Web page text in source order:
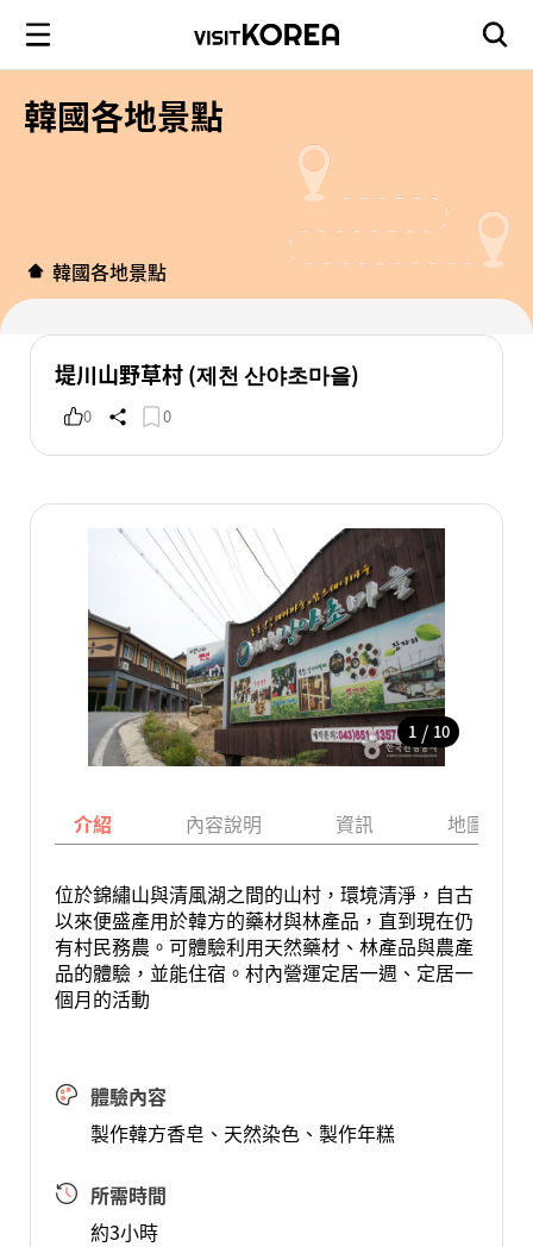
韓國各地景點
韓國各地景點
堤川山野草村 (제천 산야초마을)
0 0
1 / 10
介紹 內容說明 資訊 地圖
位於錦繡山與清風湖之間的山村，環境清淨，自古
以來便盛產用於韓方的藥材與林產品，直到現在仍
有村民務農。可體驗利用天然藥材、林產品與農產
品的體驗，並能住宿。村內營運定居一週、定居一
個月的活動
體驗內容
製作韓方香皂、天然染色、製作年糕
所需時間
約3小時